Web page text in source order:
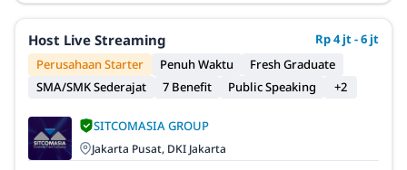
Host Live Streaming
Rp 4 jt - 6 jt
Perusahaan Starter
Penuh Waktu
Fresh Graduate
SMA/SMK Sederajat
7 Benefit Public Speaking +2
SITCOMASIA GROUP
Jakarta Pusat, DKI Jakarta